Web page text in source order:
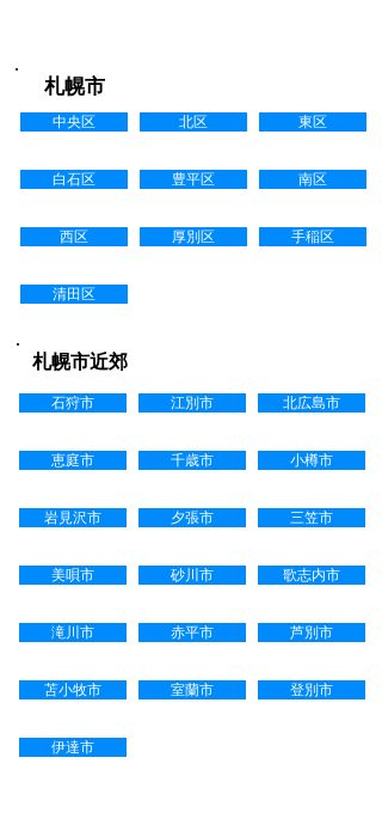
札幌市
中央区
白石区
西区
清田区
北区
豊平区
厚別区
東区
南区
手稲区
札幌市近郊
石狩市
恵庭市
岩見沢市
美唄市
滝川市
苫小牧市
伊達市
江別市
千歳市
夕張市
砂川市
赤平市
室蘭市
北広島市
小樽市
三笠市
歌志内市
芦別市
登別市